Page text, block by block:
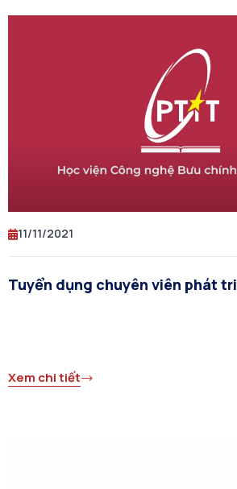
11/11/2021
Tuyển dụng chuyên viên phát
Xem chi tiết